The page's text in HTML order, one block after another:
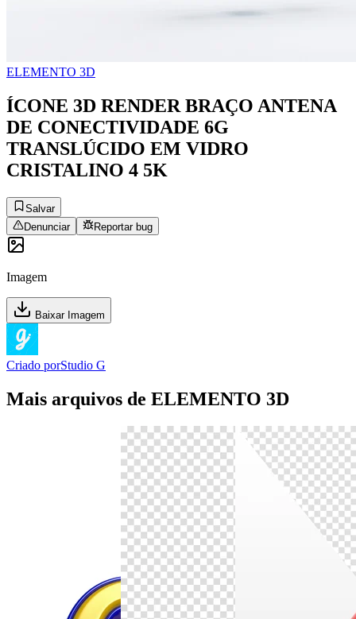
ELEMENTO 3D
ÍCONE 3D RENDER BRAÇO ANTENA
DE CONECTIVIDADE 6G
TRANSLÚCIDO EM VIDRO
CRISTALINO 4 5K
Salvar
Denunciar
Reportar bug
Imagem
Baixar Imagem
Criado porStudio G
Mais arquivos de ELEMENTO 3D